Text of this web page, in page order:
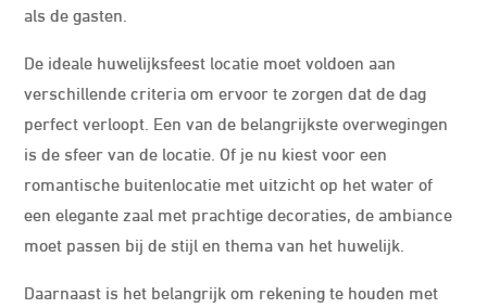
als de gasten.
De ideale huwelijksfeest locatie moet voldoen aan
verschillende criteria om ervoor te zorgen dat de dag
perfect verloopt. Een van de belangrijkste overwegingen
is de sfeer van de locatie. Of je nu kiest voor een
romantische buitenlocatie met uitzicht op het water of
een elegante zaal met prachtige decoraties, de ambiance
moet passen bij de stijl en thema van het huwelijk.
Daarnaast is het belangrijk om rekening te houden met